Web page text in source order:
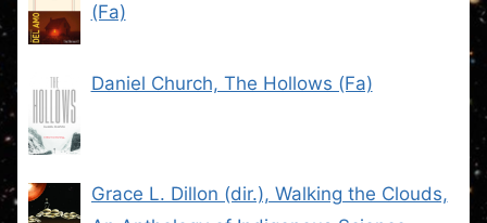
(Fa)
Daniel Church, The Hollows (Fa)
Grace L. Dillon (dir.), Walking the Clouds,